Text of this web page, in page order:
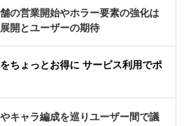
の営業開始やホラー要素の強化は
開とユーザーの期待
ちょっとお得に サービス利用でポ
キャラ編成を巡りユーザー間で議